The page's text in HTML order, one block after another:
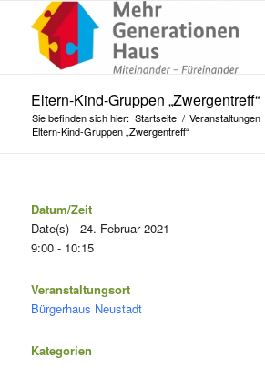
Eltern-Kind-Gruppen „Zwergentreff“
Sie befinden sich hier: Startseite / Veranstaltungen
Eltern-Kind-Gruppen „Zwergentreff“
Datum/Zeit
Date(s) - 24. Februar 2021
9:00 - 10:15
Veranstaltungsort
Bürgerhaus Neustadt
Kategorien